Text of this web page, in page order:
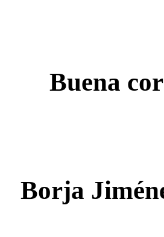
Buena
Borja